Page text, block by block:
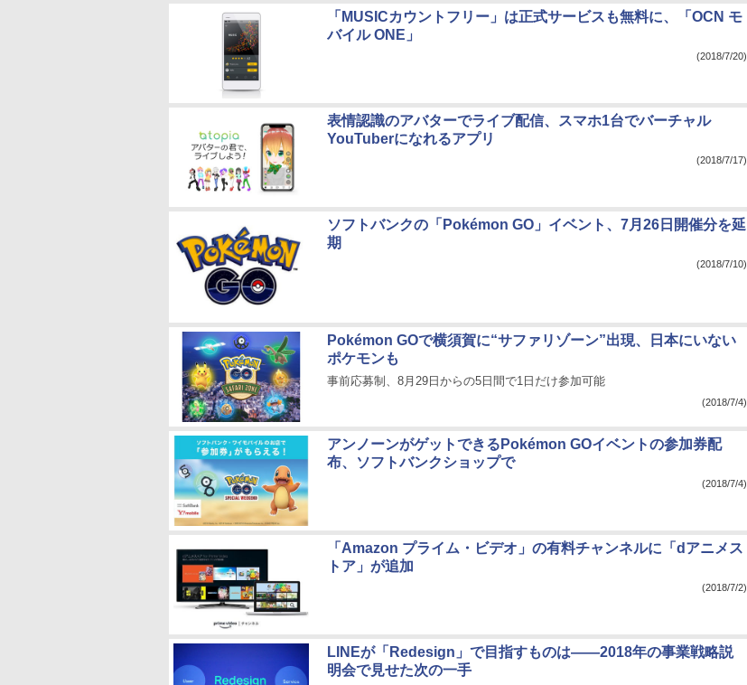
「MUSICカウントフリー」は正式サービスも無料に、「OCN モ
バイル ONE」
(2018/7/20)
表情認識のアバターでライブ配信、スマホ1台でバーチャル
YouTuberになれるアプリ
(2018/7/17)
ソフトバンクの「Pokémon GO」イベント、7月26日開催分を延
期
(2018/7/10)
Pokémon GOで横須賀に“サファリゾーン”出現、日本にいない
ポケモンも
事前応募制、8月29日からの5日間で1日だけ参加可能
(2018/7/4)
アンノーンがゲットできるPokémon GOイベントの参加券配
布、ソフトバンクショップで
(2018/7/4)
「Amazon プライム・ビデオ」の有料チャンネルに「dアニメス
トア」が追加
(2018/7/2)
LINEが「Redesign」で目指すものは――2018年の事業戦略説
明会で見せた次の一手